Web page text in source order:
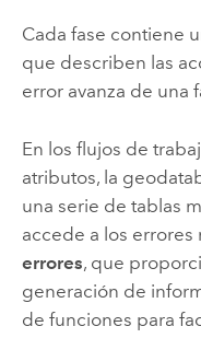
Cada fase contiene
que describen las
error avanza de una
En los flujos de
atributos, la
una serie de tablas
accede a los
errores, que
generación de
de funciones para